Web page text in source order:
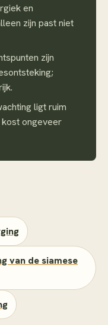
en
zijn past niet
zijn
ligt ruim
ongeveer
van de siamese